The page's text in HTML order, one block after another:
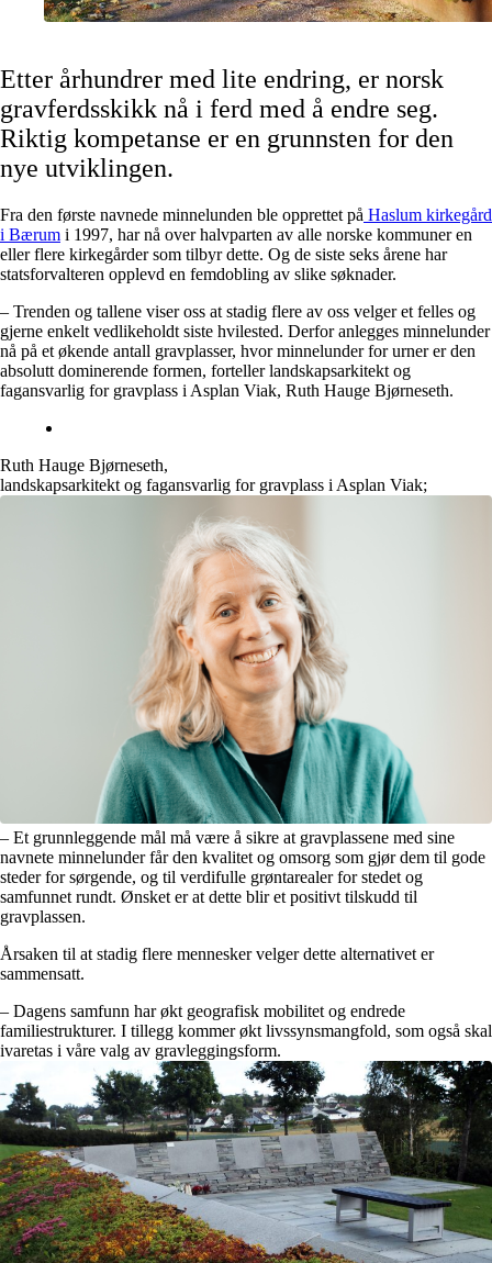
Etter århundrer med lite endring, er norsk
gravferdsskikk nå i ferd med å endre seg.
Riktig kompetanse er en grunnsten for den
nye utviklingen.
Fra den første navnede minnelunden ble opprettet på Haslum kirkegård
i Bærum i 1997, har nå over halvparten av alle norske kommuner en
eller flere kirkegårder som tilbyr dette. Og de siste seks årene har
statsforvalteren opplevd en femdobling av slike søknader.
– Trenden og tallene viser oss at stadig flere av oss velger et felles og
gjerne enkelt vedlikeholdt siste hvilested. Derfor anlegges minnelunder
nå på et økende antall gravplasser, hvor minnelunder for urner er den
absolutt dominerende formen, forteller landskapsarkitekt og
fagansvarlig for gravplass i Asplan Viak, Ruth Hauge Bjørneseth.
Ruth Hauge Bjørneseth,
landskapsarkitekt og fagansvarlig for gravplass i Asplan Viak;
– Et grunnleggende mål må være å sikre at gravplassene med sine
navnete minnelunder får den kvalitet og omsorg som gjør dem til gode
steder for sørgende, og til verdifulle grøntarealer for stedet og
samfunnet rundt. Ønsket er at dette blir et positivt tilskudd til
gravplassen.
Årsaken til at stadig flere mennesker velger dette alternativet er
sammensatt.
– Dagens samfunn har økt geografisk mobilitet og endrede
familiestrukturer. I tillegg kommer økt livssynsmangfold, som også skal
ivaretas i våre valg av gravleggingsform.